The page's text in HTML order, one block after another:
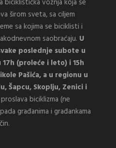
širom sveta, sa ciljem
sa kojima se biciklisti i
saobraćaju. U
poslednje subote u
(proleće i leto) i 15h
Pašića, a u regionu u
Šapcu, Skoplju, Zenici i
biciklizma (ne
građanima i građankama